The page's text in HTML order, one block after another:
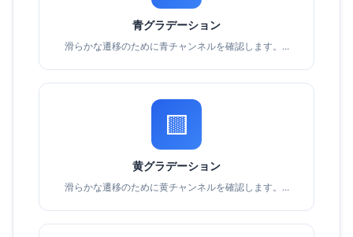
青グラデーション
滑らかな遷移のために青チャンネルを確認します。...
🟨
黄グラデーション
滑らかな遷移のために黄チャンネルを確認します。...